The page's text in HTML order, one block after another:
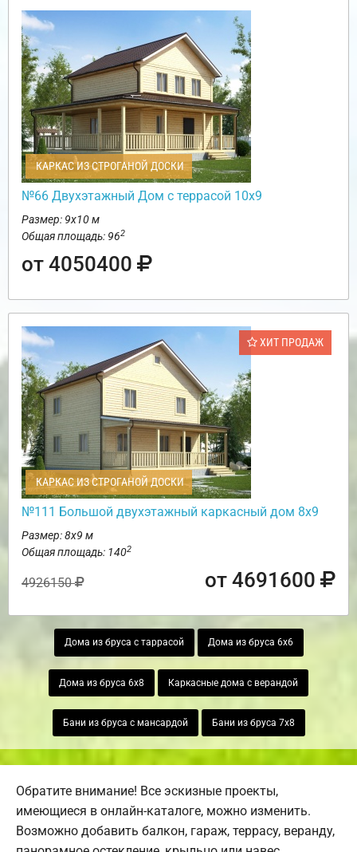
КАРКАС ИЗ СТРОГАНОЙ ДОСКИ
№66 Двухэтажный Дом с террасой 10х9
Размер: 9х10 м
Общая площадь: 962
от 4050400
ХИТ ПРОДАЖ
КАРКАС ИЗ СТРОГАНОЙ ДОСКИ
№111 Большой двухэтажный каркасный дом 8х9
Размер: 8х9 м
Общая площадь: 1402
4926150 от 4691600
Дома из бруса с таррасой Дома из бруса 6х6
Дома из бруса 6х8 Каркасные дома с верандой
Бани из бруса с мансардой Бани из бруса 7х8
Обратите внимание! Все эскизные проекты,
имеющиеся в онлайн-каталоге, можно изменить.
Возможно добавить балкон, гараж, террасу, веранду,